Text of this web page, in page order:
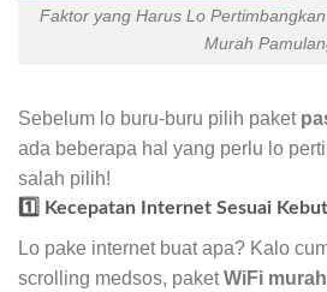
Faktor yang Harus Lo
Murah
Sebelum lo buru-buru pilih paket
ada beberapa hal yang perlu lo
salah pilih!
1️⃣ Kecepatan Internet Sesuai
Lo pake internet buat apa? Kalo
scrolling medsos, paketWiFi